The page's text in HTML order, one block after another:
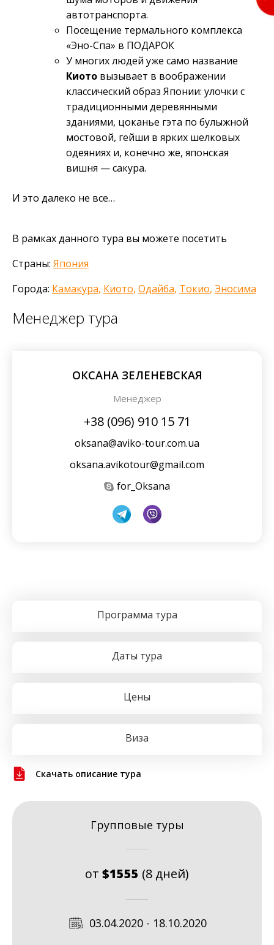
автотранспорта.
Посещение термального комплекса
«Эно-Спа» в ПОДАРОК
У многих людей уже само название
Киото вызывает в воображении
классический образ Японии: улочки с
традиционными деревянными
зданиями, цоканье гэта по булыжной
мостовой, гейши в ярких шелковых
одеяниях и, конечно же, японская
вишня — сакура.
И это далеко не все…
В рамках данного тура вы можете посетить
Страны: Япония
Города: Камакура, Киото, Одайба, Токио, Эносима
Менеджер тура
ОКСАНА ЗЕЛЕНЕВСКАЯ
Менеджер
+38 (096) 910 15 71
oksana@aviko-tour.com.ua
oksana.avikotour@gmail.com
for_Oksana
Программа тура
Даты тура
Цены
Виза
Скачать описание тура
Групповые туры
от $1555 (8 дней)
03.04.2020 - 18.10.2020